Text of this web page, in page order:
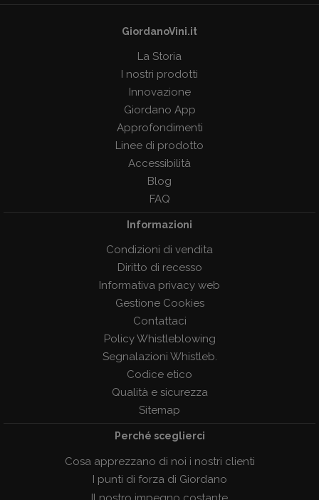
GiordanoVini.it
La Storia
I nostri prodotti
Innovazione
Giordano App
Approfondimenti
Linee di prodotto
Accessibilità
Blog
FAQ
Informazioni
Condizioni di vendita
Diritto di recesso
Informativa privacy web
Gestione Cookies
Contattaci
Policy Whistleblowing
Segnalazioni Whistleb.
Codice etico
Qualità e sicurezza
Sitemap
Perché sceglierci
Cosa apprezzano di noi i nostri clienti
I punti di forza di Giordano